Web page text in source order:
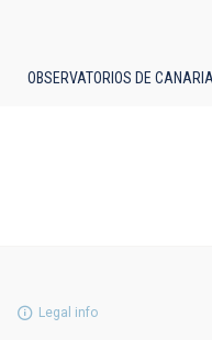
OBSERVATORIOS DE
Legal info